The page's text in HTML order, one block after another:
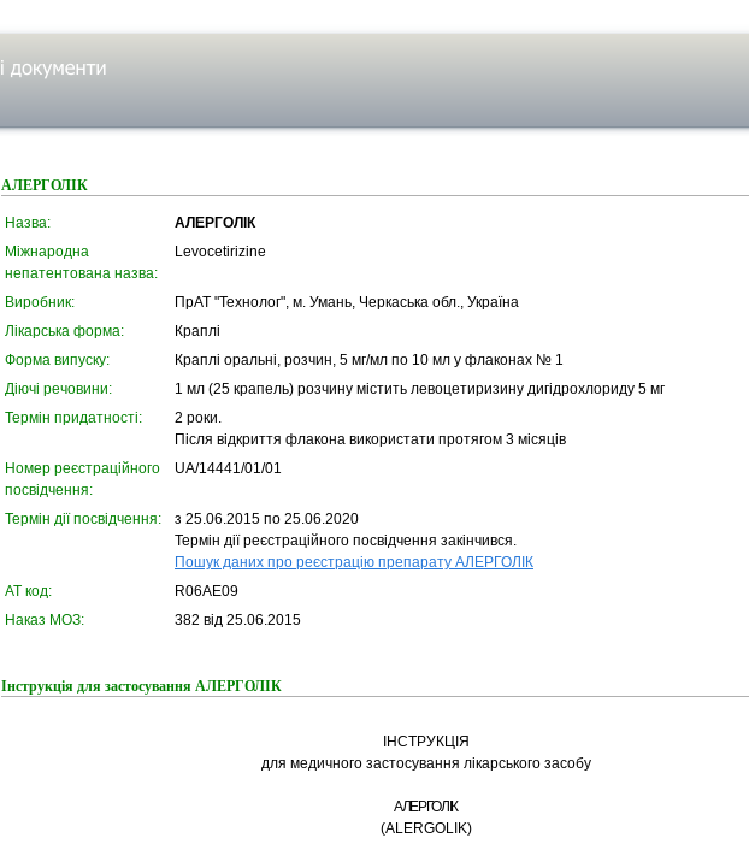
АЛЕРГОЛІК
Назва:
АЛЕРГОЛІК
Міжнародна
непатентована назва:
Levocetirizine
Виробник:
ПрАТ "Технолог", м. Умань, Черкаська обл., Україна
Лікарська форма:
Краплі
Форма випуску:
Краплі оральні, розчин, 5 мг/мл по 10 мл у флаконах № 1
Діючі речовини:
1 мл (25 крапель) розчину містить левоцетиризину дигідрохлориду 5 мг
Термін придатності:
2 роки.
Після відкриття флакона використати протягом 3 місяців
Номер реєстраційного
посвідчення:
UA/14441/01/01
Термін дії посвідчення:
з 25.06.2015 по 25.06.2020
Термін дії реєстраційного посвідчення закінчився.
Пошук даних про реєстрацію препарату АЛЕРГОЛІК
АТ код:
R06AE09
Наказ МОЗ:
382 від 25.06.2015
Інструкція для застосування АЛЕРГОЛІК
ІНСТРУКЦІЯ
для медичного застосування лікарського засобу
АЛЕРГОЛІК
(ALERGOLIK)